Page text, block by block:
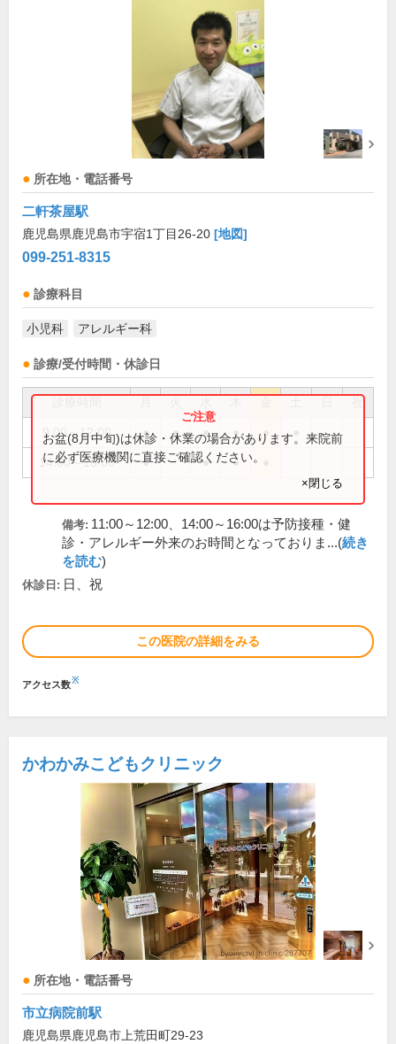
所在地・電話番号
二軒茶屋駅
鹿児島県鹿児島市宇宿1丁目26-20 [地図]
099-251-8315
診療科目
小児科 アレルギー科
診療/受付時間・休診日
祝
9:00～12:00 ● ● ● ● ●
14:00～18:00 ● ● ●
お盆(8月中旬)は休診・休業の場合があります。来院前
に必ず医療機関に直接ご確認ください。
×閉じる
備考: 11:00～12:00、14:00～16:00は予防接種・健
診・アレルギー外来のお時間となっておりま...(続き
を読む)
休診日: 日、祝
この医院の詳細をみる
アクセス数※
かわかみこどもクリニック
所在地・電話番号
市立病院前駅
鹿児島県鹿児島市上荒田町29-23